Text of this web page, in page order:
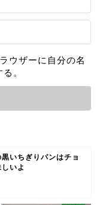
ウザーに自分の名
。
いちぎりパンはチョ
いよ